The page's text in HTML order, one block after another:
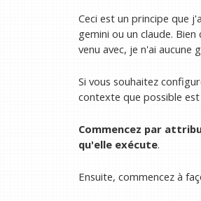
Ceci est un principe que
gemini ou un claude.
venu avec, je n'ai
Si vous souhaitez
contexte que possible
Commencez par
qu'elle exécute.
Ensuite, commencez à